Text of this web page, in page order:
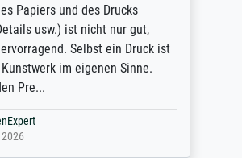
Papiers und des Drucks
usw.) ist nicht nur gut,
Selbst ein Druck ist
im eigenen Sinne.
Pre...